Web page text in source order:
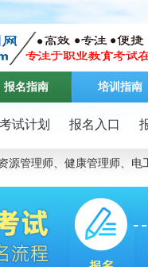
报名指南 培训指南
考试计划 报名入口
VIP通关计划
源管理师、健康管理师、